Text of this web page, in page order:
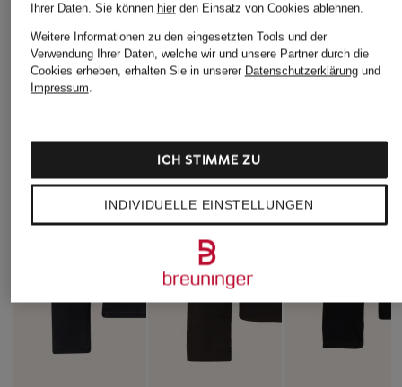
Ihrer Daten. Sie können hierden Einsatz von Cookies ablehnen.
Weitere Informationen zu den eingesetzten Tools und der
Verwendung Ihrer Daten, welche wir und unsere Partner durch die
Cookies erheben, erhalten Sie in unserer Datenschutzerklärungund
Impressum.
INDIVIDUELLE EINSTELLUNGEN
ICH STIMME ZU